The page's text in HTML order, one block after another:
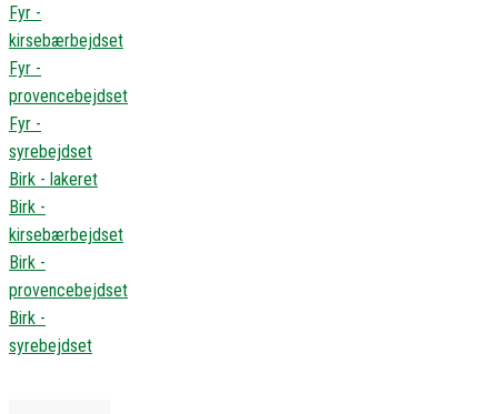
Fyr -
kirsebærbejdset
Fyr -
provencebejdset
Fyr -
syrebejdset
Birk - lakeret
Birk -
kirsebærbejdset
Birk -
provencebejdset
Birk -
syrebejdset